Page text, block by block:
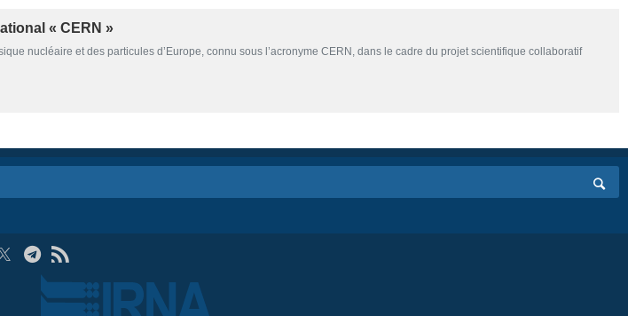
« CERN »
nucléaire et des particules d’Europe, connu sous l’acronyme CERN, dans le cadre du projet scientifique collaboratif